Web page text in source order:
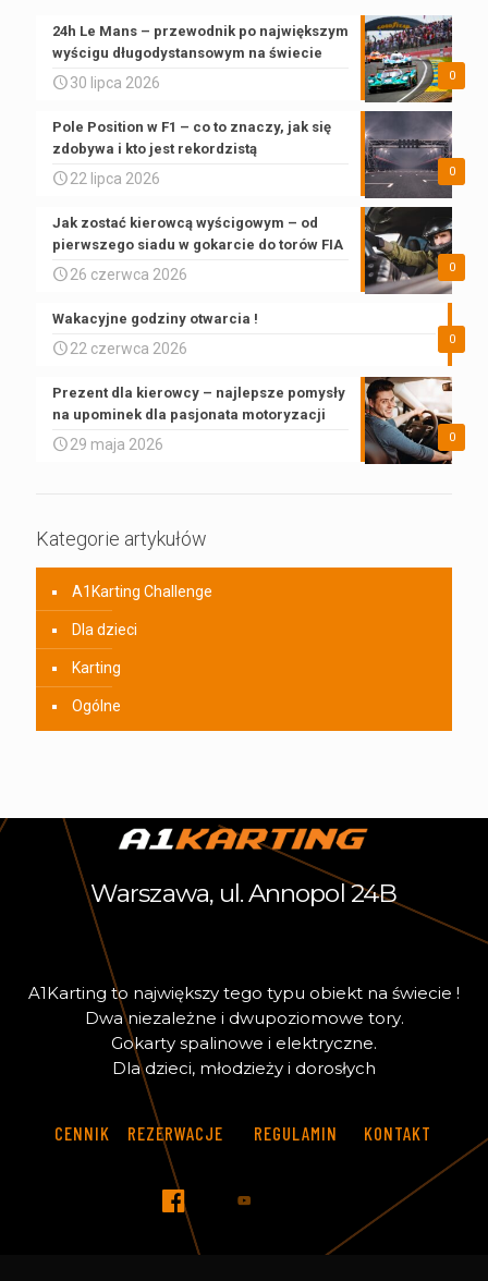
0
24h Le Mans – przewodnik po największym
wyścigu długodystansowym na świecie
30 lipca 2026
0
Pole Position w F1 – co to znaczy, jak się
zdobywa i kto jest rekordzistą
22 lipca 2026
0
Jak zostać kierowcą wyścigowym – od
pierwszego siadu w gokarcie do torów FIA
26 czerwca 2026
0
Wakacyjne godziny otwarcia !
22 czerwca 2026
0
Prezent dla kierowcy – najlepsze pomysły
na upominek dla pasjonata motoryzacji
29 maja 2026
Kategorie artykułów
A1Karting Challenge
Dla dzieci
Karting
Ogólne
Warszawa, ul. Annopol 24B
A1Karting to największy tego typu obiekt na świecie !
Dwa niezależne i dwupoziomowe tory.
Gokarty spalinowe i elektryczne.
Dla dzieci, młodzieży i dorosłych
CENNIK REZERWACJE REGULAMIN KONTAKT